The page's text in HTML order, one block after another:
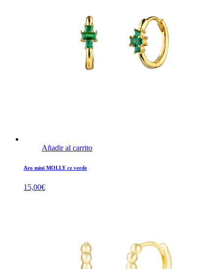
Añadir al carrito
Aro mini MOLLY cz verde
15,00€